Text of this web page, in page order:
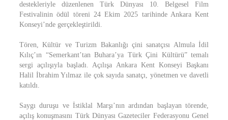
destekleriyle düzenlenen Türk Dünyası 10. Belgesel Film
Festivalinin ödül töreni 24 Ekim 2025 tarihinde Ankara Kent
Konseyi’nde gerçekleştirildi.
Tören, Kültür ve Turizm Bakanlığı çini sanatçısı Almula İdil
Kılıç’ın “Semerkant’tan Buhara’ya Türk Çini Kültürü” temalı
sergi açılışıyla başladı. Açılışa Ankara Kent Konseyi Başkanı
Halil İbrahim Yılmaz ile çok sayıda sanatçı, yönetmen ve davetli
katıldı.
Saygı duruşu ve İstiklal Marşı’nın ardından başlayan törende,
açılış konuşmasını Türk Dünyası Gazeteciler Federasyonu Genel